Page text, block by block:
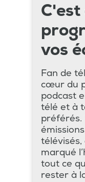
vos
Fan de
cœur du
podcast
télé et à
préférés.
marqué
tout ce
rester à